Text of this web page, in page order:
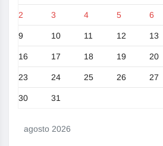
agosto 2026
2 3 4 5 6
9 10 11 12 13
16 17 18 19 20
23 24 25 26 27
30 31